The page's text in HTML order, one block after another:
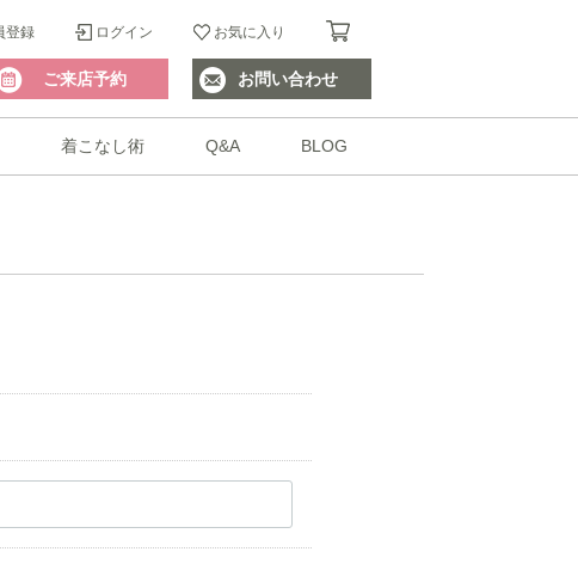
登録 ログイン お気に入り
ご来店予約 お問い合わせ
着こなし術 Q&A BLOG